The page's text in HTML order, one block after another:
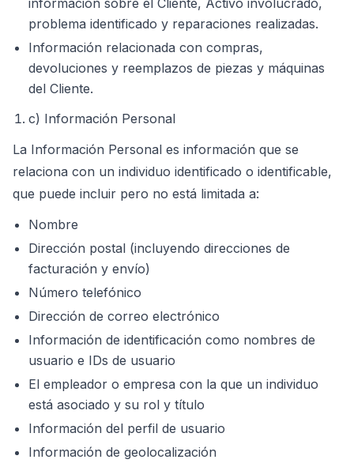
información sobre el Cliente, Activo involucrado,
problema identificado y reparaciones realizadas.
Información relacionada con compras,
devoluciones y reemplazos de piezas y máquinas
del Cliente.
c) Información Personal
La Información Personal es información que se
relaciona con un individuo identificado o identificable,
que puede incluir pero no está limitada a:
Nombre
Dirección postal (incluyendo direcciones de
facturación y envío)
Número telefónico
Dirección de correo electrónico
Información de identificación como nombres de
usuario e IDs de usuario
El empleador o empresa con la que un individuo
está asociado y su rol y título
Información del perfil de usuario
Información de geolocalización